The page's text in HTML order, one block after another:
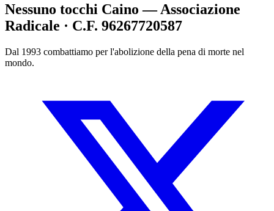
Nessuno tocchi Caino — Associazione
Radicale · C.F. 96267720587
Dal 1993 combattiamo per l'abolizione della pena di morte nel
mondo.